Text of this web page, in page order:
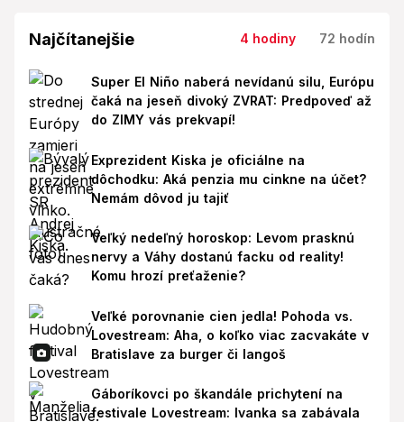
Najčítanejšie 4 hodiny 72 hodín
Super El Niño naberá nevídanú silu, Európu
čaká na jeseň divoký ZVRAT: Predpoveď až
do ZIMY vás prekvapí!
Exprezident Kiska je oficiálne na
dôchodku: Aká penzia mu cinkne na účet?
Nemám dôvod ju tajiť
Veľký nedeľný horoskop: Levom prasknú
nervy a Váhy dostanú facku od reality!
Komu hrozí preťaženie?
Veľké porovnanie cien jedla! Pohoda vs.
Lovestream: Aha, o koľko viac zacvakáte v
Bratislave za burger či langoš
Gáboríkovci po škandále prichytení na
festivale Lovestream: Ivanka sa zabávala